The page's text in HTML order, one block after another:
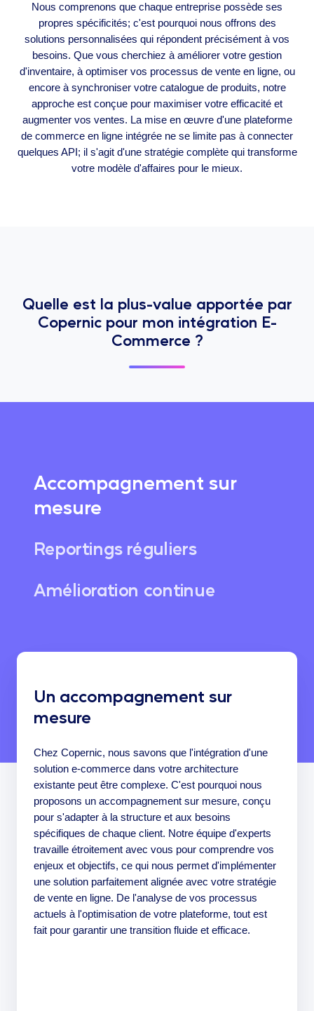
Nous comprenons que chaque entreprise possède ses
propres spécificités; c'est pourquoi nous offrons des
solutions personnalisées qui répondent précisément à vos
besoins. Que vous cherchiez à améliorer votre gestion
d'inventaire, à optimiser vos processus de vente en ligne, ou
encore à synchroniser votre catalogue de produits, notre
approche est conçue pour maximiser votre efficacité et
augmenter vos ventes. La mise en œuvre d'une plateforme
de commerce en ligne intégrée ne se limite pas à connecter
quelques API; il s'agit d'une stratégie complète qui transforme
votre modèle d'affaires pour le mieux.
Quelle est la plus-value apportée par
Copernic pour mon intégration E-
Commerce ?
Un accompagnement sur
mesure
Chez Copernic, nous savons que l'intégration d'une
solution e-commerce dans votre architecture
existante peut être complexe. C'est pourquoi nous
proposons un accompagnement sur mesure, conçu
pour s'adapter à la structure et aux besoins
spécifiques de chaque client. Notre équipe d'experts
travaille étroitement avec vous pour comprendre vos
enjeux et objectifs, ce qui nous permet d'implémenter
une solution parfaitement alignée avec votre stratégie
de vente en ligne. De l'analyse de vos processus
actuels à l'optimisation de votre plateforme, tout est
fait pour garantir une transition fluide et efficace.
Accompagnement sur
mesure
Reportings réguliers
Amélioration continue